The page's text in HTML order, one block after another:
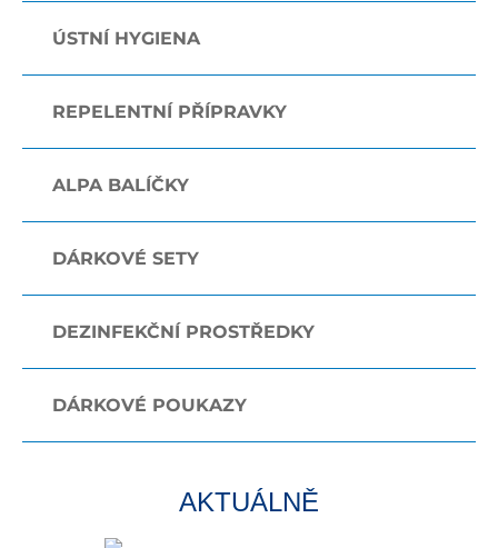
ÚSTNÍ HYGIENA
REPELENTNÍ PŘÍPRAVKY
ALPA BALÍČKY
DÁRKOVÉ SETY
DEZINFEKČNÍ PROSTŘEDKY
DÁRKOVÉ POUKAZY
AKTUÁLNĚ